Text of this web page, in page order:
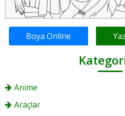
Boya Online
Anime
Araçlar